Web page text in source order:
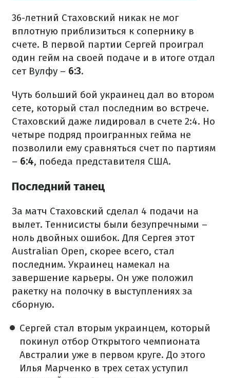
36-летний Стаховский никак не мог
вплотную приблизиться к сопернику в
счете. В первой партии Сергей проиграл
один гейм на своей подаче и в итоге отдал
сет Вулфу – 6:3.
Чуть больший бой украинец дал во втором
сете, который стал последним во встрече.
Стаховский даже лидировал в счете 2:4. Но
четыре подряд проигранных гейма не
позволили ему сравняться счет по партиям
– 6:4, победа представителя США.
Последний танец
За матч Стаховский сделал 4 подачи на
вылет. Теннисисты были безупречными –
ноль двойных ошибок. Для Сергея этот
Australian Open, скорее всего, стал
последним. Украинец намекал на
завершение карьеры. Он уже положил
ракетку на полочку в выступлениях за
сборную.
Сергей стал вторым украинцем, который
покинул отбор Открытого чемпионата
Австралии уже в первом круге. До этого
Илья Марченко в трех сетах уступил